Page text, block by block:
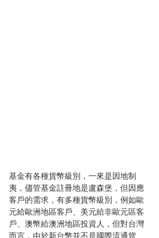
基金有各種貨幣級別，一來是因地制
夷，儘管基金註冊地是盧森堡，但因應
客戶的需求，有多種貨幣級別，例如歐
元給歐洲地區客戶、美元給非歐元區客
戶、澳幣給澳洲地區投資人，但對台灣
而言，由於新台幣並不是國際流通貨